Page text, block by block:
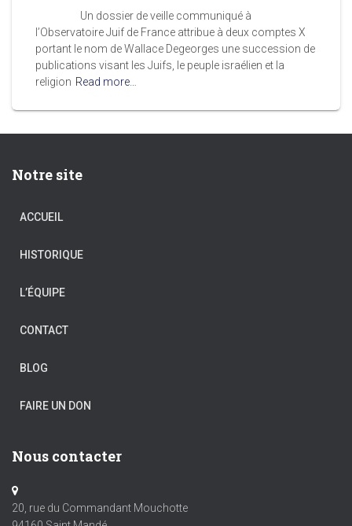
Un dossier de veille communiqué à
l’Observatoire Juif de France attribue à deux comptes X
portant le nom de Wallace Degeorges une succession de
publications visant les Juifs, le peuple israélien et la
religion Read more…
Notre site
ACCUEIL
HISTORIQUE
L’ÉQUIPE
CONTACT
BLOG
FAIRE UN DON
Nous contacter
20, rue du Commandant Mouchotte